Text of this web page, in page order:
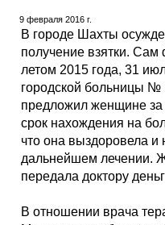
9 февраля 2016 г.
В городе Шахты
получение взятки.
летом 2015 года, 31
городской больницы №
предложил женщине за
срок нахождения на
что она выздоровела и
дальнейшем лечении.
передала доктору
В отношении врача